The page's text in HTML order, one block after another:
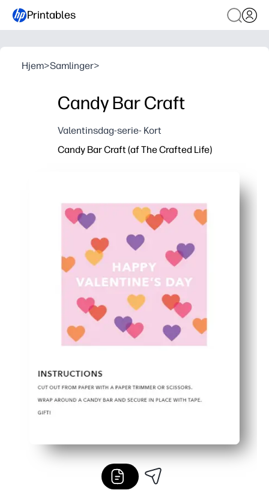
Printables
Hjem>Samlinger>
Candy Bar Craft
Valentinsdag-serie- Kort
Candy Bar Craft (af The Crafted Life)